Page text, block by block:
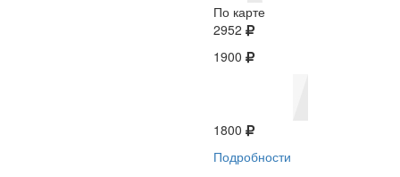
По карте
2952
1900
1800
Подробности